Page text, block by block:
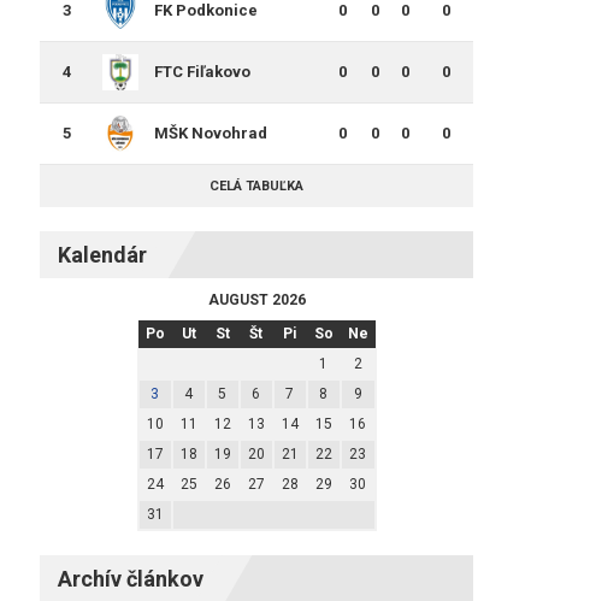
3 FK Podkonice 0 0 0 0
4 FTC Fiľakovo 0 0 0 0
5
MŠK Novohrad
Lučenec
0 0 0 0
CELÁ TABUĽKA
Kalendár
AUGUST 2026
Po
Ut St Št Pi So
Ne
1
2
3
4 5 6 7 8
9
10
11 12 13 14 15
16
17
18 19 20 21 22
23
24
25 26 27 28 29
30
31
Archív článkov